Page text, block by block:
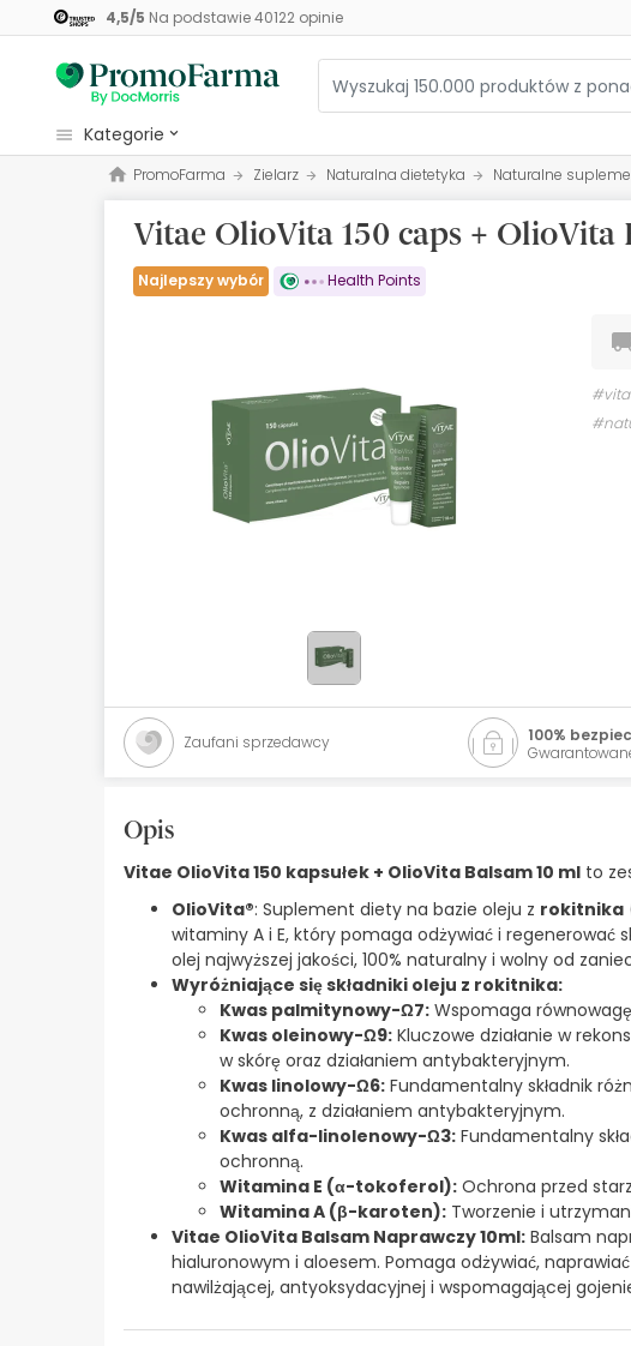
4,5/5 Na podstawie40122opinie
kategorie
Kosmetyki
Zdrowie
Higiena
Bestsellery
Health Points
PromoFarma Zielarz Naturalna dietetyka Naturalne
Vitae OlioVita 150 caps + OlioVita
Najlepszy wybór Health Points
Zaufani sprzedawcy 100%
Opis
Vitae OlioVita 150 kapsułek + OlioVita Balsam 10 ml to
OlioVita®: Suplement diety na bazie oleju z rokitnika
witaminy A i E, który pomaga odżywiać i regenerować
olej najwyższej jakości, 100% naturalny i wolny od
Wyróżniające się składniki oleju z rokitnika:
Kwas palmitynowy-Ω7: Wspomaga
Kwas oleinowy-Ω9: Kluczowe działanie w
w skórę oraz działaniem antybakteryjnym.
Kwas linolowy-Ω6: Fundamentalny składnik
ochronną, z działaniem antybakteryjnym.
Kwas alfa-linolenowy-Ω3: Fundamentalny
ochronną.
Witamina E (α-tokoferol): Ochrona przed
Witamina A (β-karoten): Tworzenie i
Vitae OlioVita Balsam Naprawczy 10ml: Balsam
hialuronowym i aloesem. Pomaga odżywiać,
nawilżającej, antyoksydacyjnej i wspomagającej